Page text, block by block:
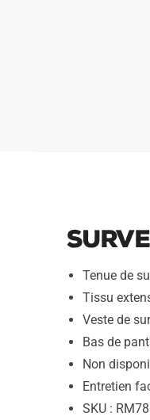
Tenue de
Tissu
Veste de
Bas de
Non
Entretien
SKU :